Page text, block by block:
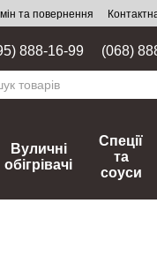
та повернення
888-16-99 (068)
Вуличні
обігрівачі
Спеції
та
соуси